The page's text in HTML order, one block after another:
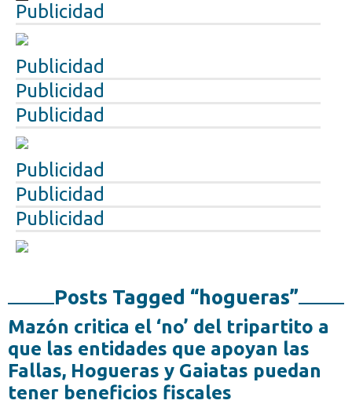
Publicidad
Publicidad
Publicidad
Publicidad
Publicidad
Publicidad
Publicidad
Posts Tagged “hogueras”
Mazón critica el ‘no’ del tripartito a
que las entidades que apoyan las
Fallas, Hogueras y Gaiatas puedan
tener beneficios fiscales